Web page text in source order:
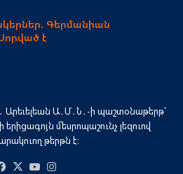
Գերմանիան
է
Արեւելեան Ա․Մ․Ն․-ի պաշտօնաթերթ՝
մեսրոպաշունչ լեզուով
թերթն է։
Facebook
X YouTube